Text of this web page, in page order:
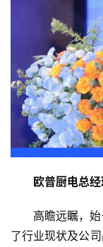
欧普厨电总
高瞻远瞩，
了行业现状及公